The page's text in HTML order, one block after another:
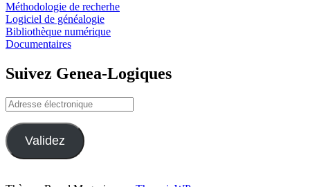
Méthodologie de recherhe
Logiciel de généalogie
Bibliothèque numérique
Documentaires
Suivez Genea-Logiques
Adresse
électronique
Validez